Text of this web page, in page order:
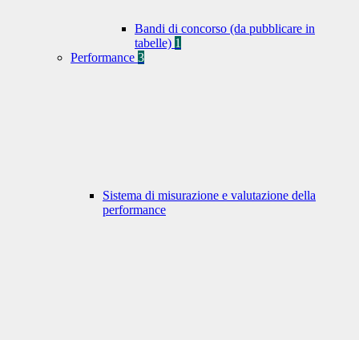
Bandi di concorso (da pubblicare in
tabelle) 1
Performance 3
Sistema di misurazione e valutazione della
performance